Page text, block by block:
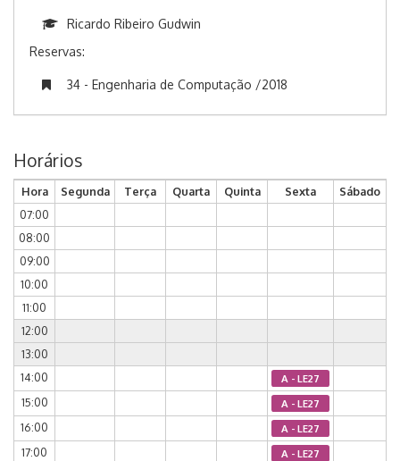
Ricardo Ribeiro Gudwin
Reservas:
34 - Engenharia de Computação /2018
Horários
Hora Segunda Terça Quarta Quinta Sexta
Sábado
07:00
08:00
09:00
10:00
11:00
12:00
13:00
14:00
A - LE27
15:00 A - LE27
16:00 A - LE27
17:00 A - LE27